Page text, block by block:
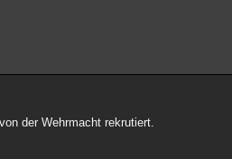
der Wehrmacht rekrutiert.